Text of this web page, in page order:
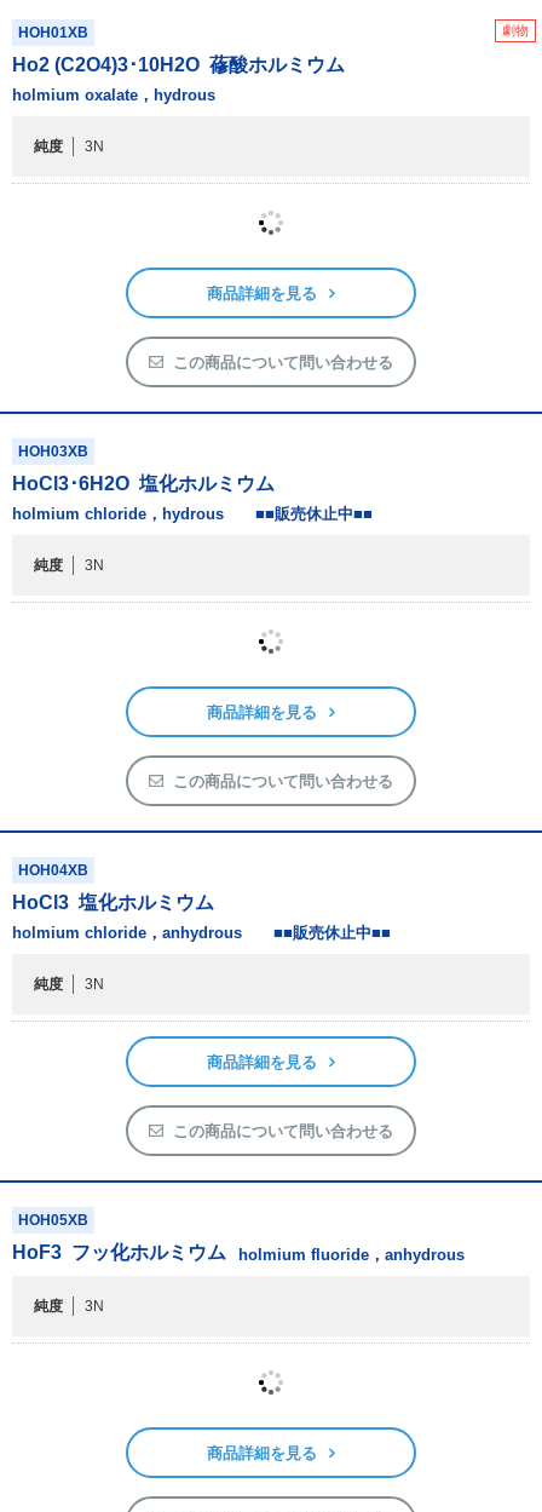
劇物
HOH01XB
Ho2 (C2O4)3･10H2O 蓚酸ホルミウム
holmium oxalate，hydrous
純度 3N
商品詳細を見る
この商品について問い合わせる
HOH03XB
HoCl 3･6H2O 塩化ホルミウム
holmium chloride，hydrous ■■販売休止中■■
純度 3N
商品詳細を見る
この商品について問い合わせる
HOH04XB
HoCl 3 塩化ホルミウム
holmium chloride，anhydrous ■■販売休止中■■
純度 3N
商品詳細を見る
この商品について問い合わせる
HOH05XB
HoF3 フッ化ホルミウム holmium fluoride，anhydrous
純度 3N
商品詳細を見る